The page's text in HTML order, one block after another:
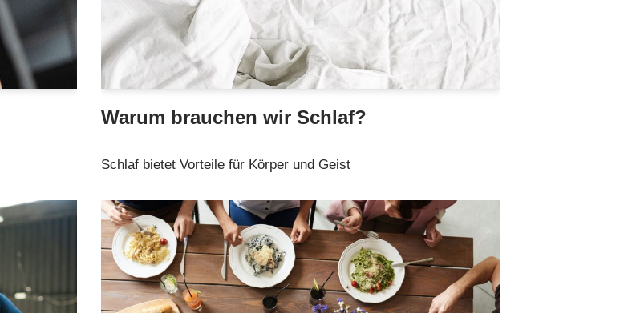
Warum brauchen wir Schlaf?
Schlaf bietet Vorteile für Körper und Geist